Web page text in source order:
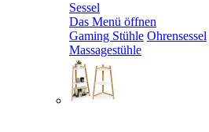
Sessel
Das Menü öffnen
Gaming Stühle Ohrensessel
Massagestühle